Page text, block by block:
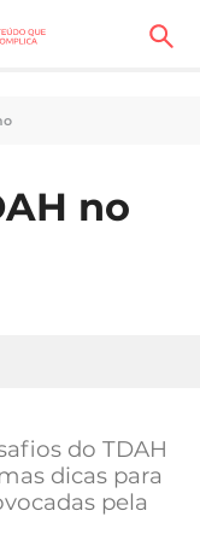
no
do TDAH
dicas para
pela